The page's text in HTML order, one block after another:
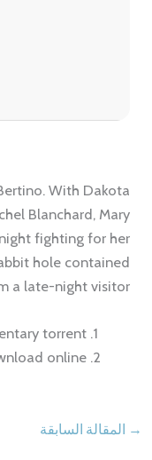
With Dakota
Blanchard, Mary
fighting for her
hole contained
a late-night visitor
torrent
online
→ المقالة السابقة